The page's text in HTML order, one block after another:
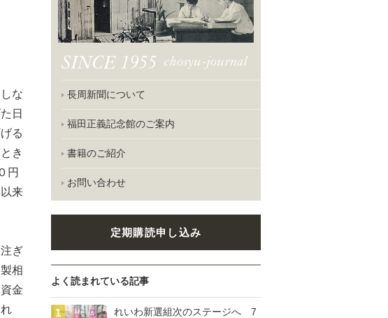
な
日
る
き
円
来
ぎ
相
金
長周新聞について
福田正義記念館のご案内
書籍のご紹介
お問い合わせ
定期購読申し込み
よく読まれている記事
れいわ新選組次のステージへ 7